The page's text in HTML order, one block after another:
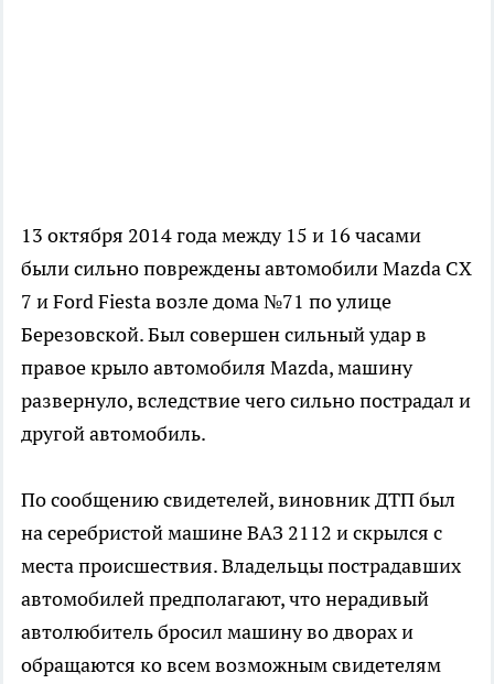
13 октября 2014 года между 15 и 16 часами
были сильно повреждены автомобили Mazda СХ
7 и Ford Fiesta возле дома №71 по улице
Березовской. Был совершен сильный удар в
правое крыло автомобиля Mazda, машину
развернуло, вследствие чего сильно пострадал и
другой автомобиль.
По сообщению свидетелей, виновник ДТП был
на серебристой машине ВАЗ 2112 и скрылся с
места происшествия. Владельцы пострадавших
автомобилей предполагают, что нерадивый
автолюбитель бросил машину во дворах и
обращаются ко всем возможным свидетелям